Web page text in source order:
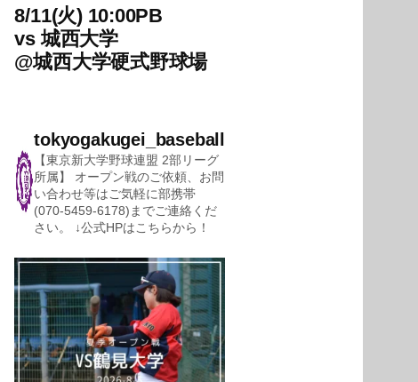
8/11(火) 10:00PB
vs城西大学
@城西大学硬式野球場
tokyogakugei_baseball
【東京新大学野球連盟 2部リーグ
所属】
オープン戦のご依頼、お問
い合わせ等はご気軽に部携帯
(070-5459-6178)までご連絡くだ
さい。
↓公式HPはこちらから！